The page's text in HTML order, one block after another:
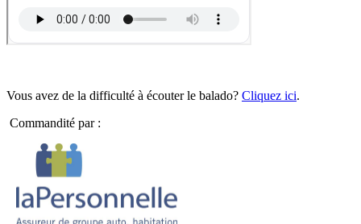
Vous avez de la difficulté à écouter le balado? Cliquez ici.
Commandité par :